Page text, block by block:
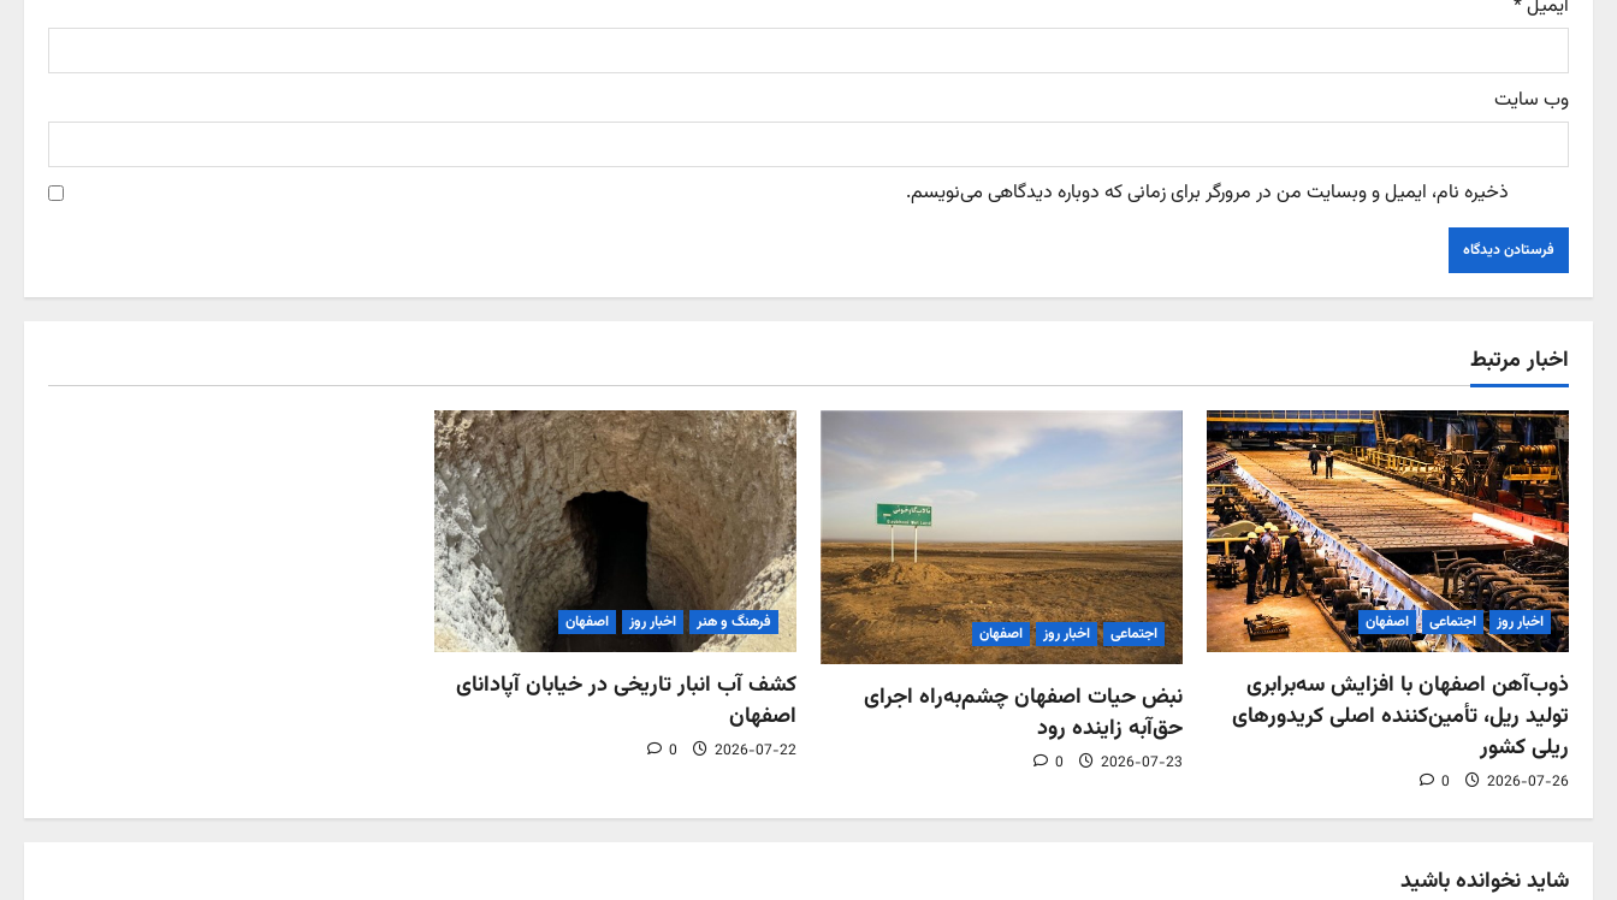
ایمیل*
وب‌ سایت
ذخیره نام، ایمیل و وبسایت من در مرورگر برای زمانی که دوباره دیدگاهی می‌نویسم.
اخبار مرتبط
اخبار روز اجتماعی اصفهان
ذوب‌آهن اصفهان با افزایش سه‌برابری
تولید ریل، تأمین‌کننده اصلی کریدورهای
ریلی کشور
2026-07-26
0
اجتماعی اخبار روز اصفهان
نبض حیات اصفهان چشم‌به‌راه اجرای
حق‌آبه زاینده رود
2026-07-23
0
فرهنگ و هنر اخبار روز اصفهان
کشف آب‌ انبار تاریخی در خیابان آپادانای
اصفهان
2026-07-22
0
شاید نخوانده باشید